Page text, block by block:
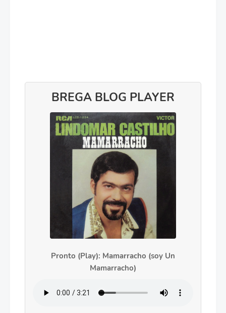
BREGA BLOG PLAYER
Pronto (Play): Mamarracho (soy Un
Mamarracho)